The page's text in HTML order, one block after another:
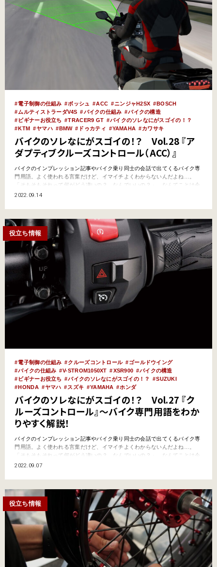
電子制御の仕組み ボッシュ ACC ニンジャH2SX
BOSCH
ムルティストラーダV4S
バイクの仕組み
バイクの構造
ビギナーお役立ち
TRACER9 GT
バイクのソレなにがスゴイの！？
KTM
ヤマハ BMW ドゥカティ YAMAHA カワサキ
バイクのソレなにがスゴイの！？ Vol.28 『ア
ダプティブクルーズコントロール（ACC）』
バイクのインプレッション記事やバイク乗り同士の会話で出てくるバイク専
門用語。よく使われる言葉だけど、イマイチよくわからないんだよね…。
「そもそもそれって何がどう凄いの？ なんでいいの？」…なんてことは今
更聞けないし。そんなキーワードをわかりやすく解説していくこのコーナ
ルーズコントロール（ACC）』だ。 そもそも『アダプティブクル…
2022.09.14
役立ち情報
電子制御の仕組み クルーズコントロール
ゴールドウイング
バイクの仕組み
V-STROM1050XT XSR900
バイクの構造
ビギナーお役立ち
バイクのソレなにがスゴイの！？
SUZUKI
HONDA
ヤマハ スズキ YAMAHA ホンダ
バイクのソレなにがスゴイの！？ Vol.27 『ク
ルーズコントロール』～バイク専門用語をわか
りやすく解説！
バイクのインプレッション記事やバイク乗り同士の会話で出てくるバイク専
門用語。よく使われる言葉だけど、イマイチよくわからないんだよね…。
「そもそもそれって何がどう凄いの？ なんでいいの？」…なんてことは今
更聞けないし。そんなキーワードをわかりやすく解説していくこのコーナ
コントロール』だ。 そもそも『クルーズコントロール』とは？ …
2022.09.07
役立ち情報